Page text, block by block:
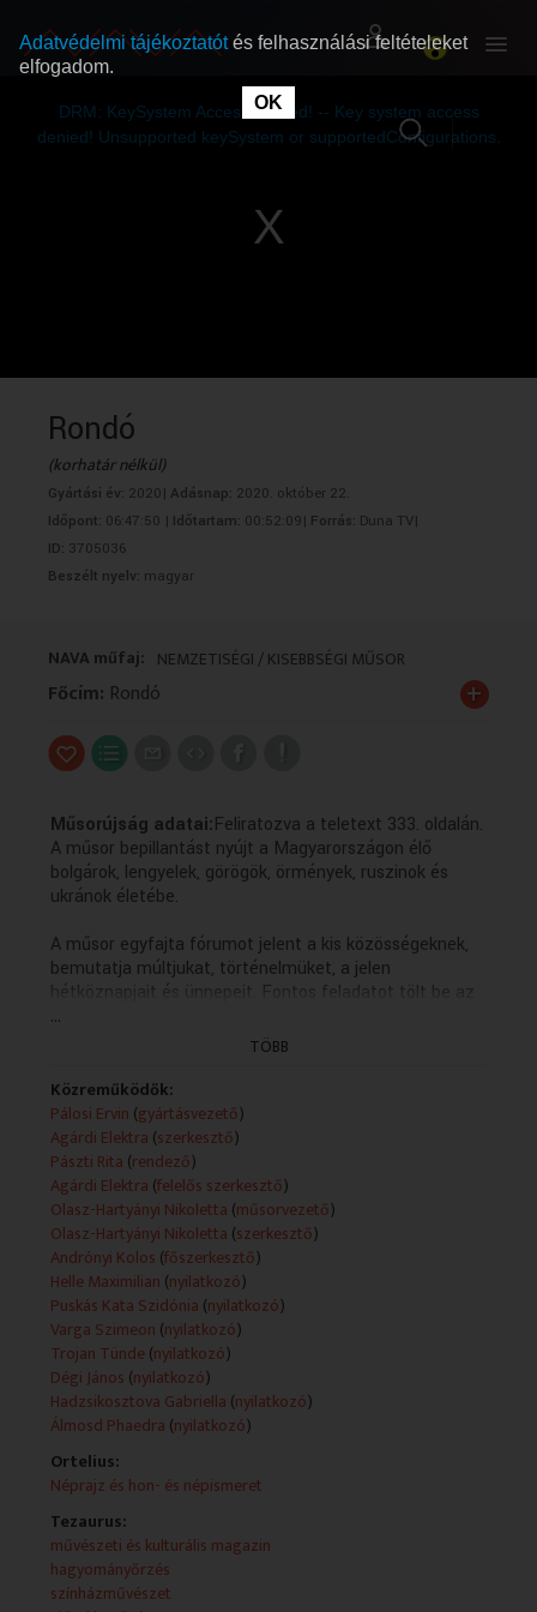
RÓLUNK
RÓLUNK
DRM: KeySystem Access Denied! -- Key system access
denied! Unsupported keySystem or supportedConfigurations.
Rondó
(korhatár nélkül)
Gyártási év: 2020| Adásnap: 2020. október 22.
Időpont: 06:47:50 | Időtartam: 00:52:09| Forrás: Duna TV|
ID: 3705036
Beszélt nyelv: magyar
NAVA műfaj: NEMZETISÉGI / KISEBBSÉGI MŰSOR
Főcím: Rondó +
Műsorújság adatai:Feliratozva a teletext 333. oldalán.
A műsor bepillantást nyújt a Magyarországon élő
bolgárok, lengyelek, görögök, örmények, ruszinok és
ukránok életébe.
A műsor egyfajta fórumot jelent a kis közösségeknek,
bemutatja múltjukat, történelmüket, a jelen
hétköznapjait és ünnepeit. Fontos feladatot tölt be az
anyanyelvi kultúra ápolásában, hiszen a forgatott
anyagok többsége az adott kisebbség nyelvén készül
Technikai leírás:
A műsorszolgáltatói információk (Műsorszolgáltatói
ismertető) forrása változó (teletext, mediaklikk.hu).
Műsorszolgáltatói ismertető:
Köszöntöm Önöket! Ez itt a Rondó hat nemzetiség,
hét nyelven beszélő műsora. Bár elsősorban az a
célunk,
hogy a nemzetiségek élete iránt keltsük fel nézőink
érdeklődését,
de ezúttal a fogyatékkal élők sorsába is szeretnénk
bepillantást nyújtani.
Ezért is választottuk mai adásunk helyszínéül a Nem
adom fel kávézót,
amely Budapest első fogyatékossággal élők által
és étterme. A többi kiderül az ajánlóból. Tartsanak
velünk.
- Jó étvágyat! - Köszönöm!
- Nagyon jó, minőségi, szuper színészek vannak,
akikkel nagyon jó előadásokat lehet csinálni.
- Maxi születése óta vak. Rajongója a görög kultúrának,
...
TÖBB
Közreműködők:
Pálosi Ervin (gyártásvezető)
Agárdi Elektra (szerkesztő)
Pászti Rita (rendező)
Agárdi Elektra (felelős szerkesztő)
Olasz-Hartyányi Nikoletta (műsorvezető)
Olasz-Hartyányi Nikoletta (szerkesztő)
Andrónyi Kolos (főszerkesztő)
Helle Maximilian (nyilatkozó)
Puskás Kata Szidónia (nyilatkozó)
Varga Szimeon (nyilatkozó)
Trojan Tünde(nyilatkozó)
Dégi János (nyilatkozó)
Hadzsikosztova Gabriella (nyilatkozó)
Álmosd Phaedra (nyilatkozó)
Ortelius:
Néprajz és hon- és népismeret
Tezaurus:
művészeti és kulturális magazin
hagyományőrzés
színházművészet
Adatvédelmi tájékoztatótés felhasználási feltételeket
elfogadom.
OK